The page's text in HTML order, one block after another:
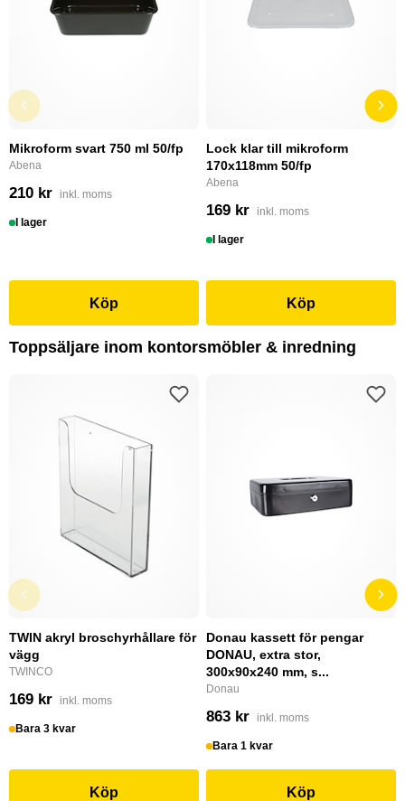
Mikroform svart 750 ml 50/fp
Abena
210 kr inkl. moms
I lager
Köp
Lock klar till mikroform
170x118mm 50/fp
Abena
169 kr inkl. moms
I lager
Köp
Toppsäljare inom kontorsmöbler & inredning
TWIN akryl broschyrhållare för
vägg
TWINCO
169 kr inkl. moms
Bara 3 kvar
Köp
Donau kassett för pengar
DONAU, extra stor,
300x90x240 mm, s...
Donau
863 kr inkl. moms
Bara 1 kvar
Köp